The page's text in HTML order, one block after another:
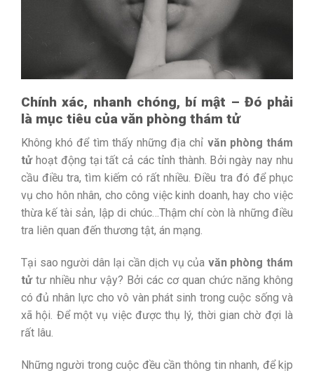
Chính xác, nhanh chóng, bí mật – Đó phải
là mục tiêu của văn phòng thám tử
Không khó để tìm thấy những địa chỉ văn phòng thám
tửhoạt động tại tất cả các tỉnh thành. Bởi ngày nay nhu
cầu điều tra, tìm kiếm có rất nhiều. Điều tra đó để phục
vụ cho hôn nhân, cho công việc kinh doanh, hay cho việc
thừa kế tài sản, lập di chúc…Thậm chí còn là những điều
tra liên quan đến thương tật, án mạng.
Tại sao người dân lại cần dịch vụ của văn phòng thám
tửtư nhiều như vậy? Bởi các cơ quan chức năng không
có đủ nhân lực cho vô vàn phát sinh trong cuộc sống và
xã hội. Để một vụ việc được thụ lý, thời gian chờ đợi là
rất lâu.
Những người trong cuộc đều cần thông tin nhanh, để kịp